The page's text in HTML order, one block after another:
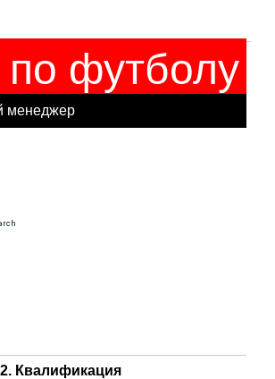
футболу
менеджер
Квалификация